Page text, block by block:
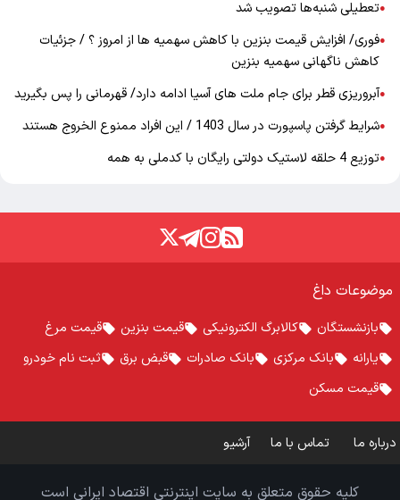
●تعطیلی شنبه‌ها تصویب شد
●فوری/ افزایش قیمت بنزین با کاهش سهمیه ها از امروز ؟ / جزئیات
کاهش ناگهانی سهمیه بنزین
●آبروریزی قطر برای جام ملت های آسیا ادامه دارد/ قهرمانی را پس بگیرید
●شرایط گرفتن پاسپورت در سال 1403 / این افراد ممنوع الخروج هستند
●توزیع 4 حلقه لاستیک دولتی رایگان با کدملی به همه
موضوعات داغ
بازنشستگان کالابرگ الکترونیکی قیمت بنزین
قیمت مرغ
یارانه
بانک مرکزی بانک صادرات قبض برق
ثبت نام خودرو
قیمت مسکن
درباره ما تماس با ما آرشیو
کلیه حقوق متعلق به سایت اینترنتی اقتصاد ایرانی است